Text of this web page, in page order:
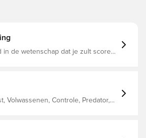
in de wetenschap dat je zult scoren
ontworpen om je te helpen
met het voetbal. Die
met stevige ondergrond en
kraag Controlframe 2.0
Volwassenen, Controle, Predator,